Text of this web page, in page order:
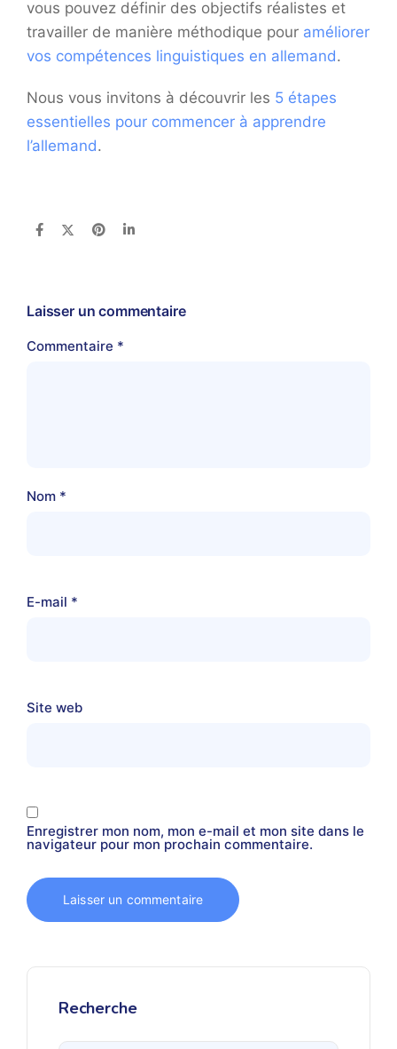
vous pouvez définir des objectifs réalistes et
travailler de manière méthodique pour améliorer
vos compétences linguistiques en allemand.
Nous vous invitons à découvrir les 5 étapes
essentielles pour commencer à apprendre
l’allemand.
Laisser un commentaire
Commentaire *
Nom *
E-mail *
Site web
Enregistrer mon nom, mon e-mail et mon site dans le
navigateur pour mon prochain commentaire.
Recherche